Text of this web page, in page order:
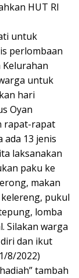
HUT RI
untuk
perlombaan
untuk
hari
Oyan
rapat-rapat
ada 13 jenis
laksanakan
paku ke
makan
pukul
lomba
Silakan warga
dan ikut
8/2022)
tambah